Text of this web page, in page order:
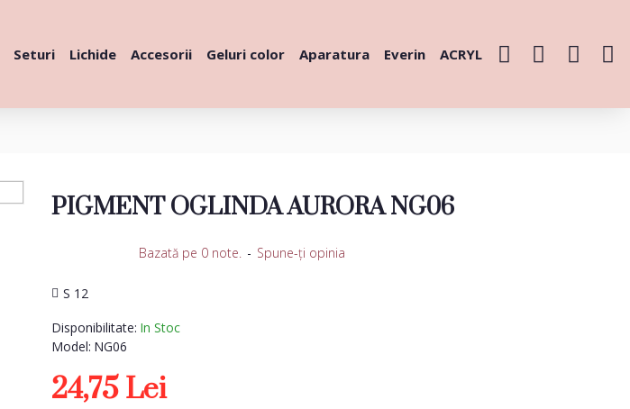
Seturi Lichide Accesorii Geluri color Aparatura Everin ACRYL
PIGMENT OGLINDA AURORA NG06
Disponibilitate: In Stoc
Model: NG06
S 12
Bazată pe 0 note. - Spune-ţi opinia
24,75 Lei